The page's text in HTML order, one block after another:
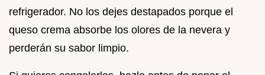
refrigerador. No los dejes destapados porque el
queso crema absorbe los olores de la nevera y
perderán su sabor limpio.